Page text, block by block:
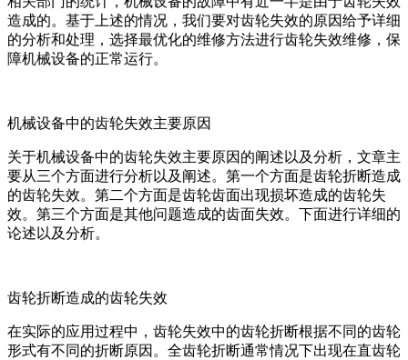
造成的。基于上述的情况，我们要对齿轮失效的原因给予详细
的分析和处理，选择最优化的维修方法进行齿轮失效维修，保
障机械设备的正常运行。
机械设备中的齿轮失效主要原因
关于机械设备中的齿轮失效主要原因的阐述以及分析，文章主
要从三个方面进行分析以及阐述。第一个方面是齿轮折断造成
的齿轮失效。第二个方面是齿轮齿面出现损坏造成的齿轮失
效。第三个方面是其他问题造成的齿面失效。下面进行详细的
论述以及分析。
齿轮折断造成的齿轮失效
在实际的应用过程中，齿轮失效中的齿轮折断根据不同的齿轮
形式有不同的折断原因。全齿轮折断通常情况下出现在直齿轮